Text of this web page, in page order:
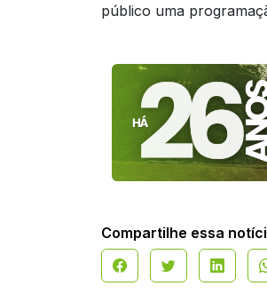
público uma
Compartilhe essa